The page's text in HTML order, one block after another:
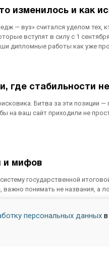
изменилось и как
— вуз» считался уделом тех,
вступят в силу с 1
дипломные работы как уже
где стабильности
Битва за эти позиции —
на ваш сайт приходили не
и мифов
государственной
понимать не названия, а
персональных данных